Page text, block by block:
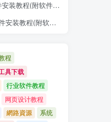
程(附软件下载地址)
程(附软件下载地址)
程
具下载
行业软件教程
网页设计教程
網路資源
系统